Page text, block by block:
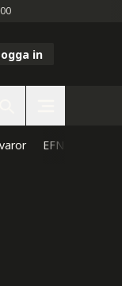
in
EFN Direkt